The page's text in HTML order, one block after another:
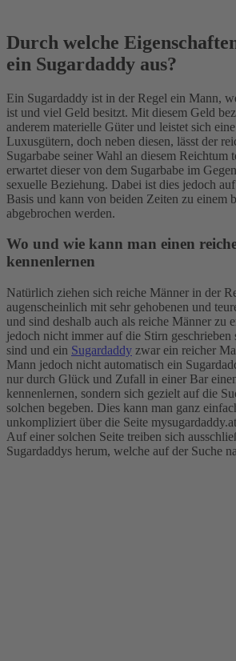
Durch welche
ein Sugardaddy aus?
Ein Sugardaddy ist in der Regel ein Mann,
ist und viel Geld besitzt. Mit diesem Geld
anderem materielle Güter und leistet sich
Luxusgütern, doch neben diesen, lässt der
Sugarbabe seiner Wahl an diesem Reichtum
erwartet dieser von dem Sugarbabe im
sexuelle Beziehung. Dabei ist dies jedoch
Basis und kann von beiden Zeiten zu einem
abgebrochen werden.
Wo und wie kann man einen
kennenlernen
Natürlich ziehen sich reiche Männer in der
augenscheinlich mit sehr gehobenen und
und sind deshalb auch als reiche Männer zu
jedoch nicht immer auf die Stirn geschrieben
sind und ein Sugardaddy zwar ein reicher
Mann jedoch nicht automatisch ein
nur durch Glück und Zufall in einer Bar
kennenlernen, sondern sich gezielt auf die
solchen begeben. Dies kann man ganz
unkompliziert über die Seite
Auf einer solchen Seite treiben sich
Sugardaddys herum, welche auf der Suche